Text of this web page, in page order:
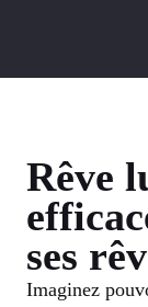
Rêve
ses
Imaginez